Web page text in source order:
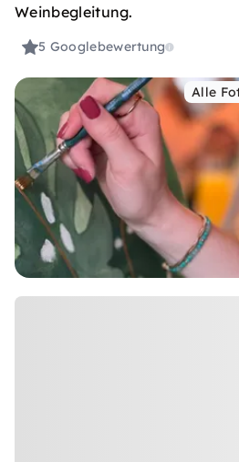
Weinbegleitung.
5 Googlebewertung
Alle